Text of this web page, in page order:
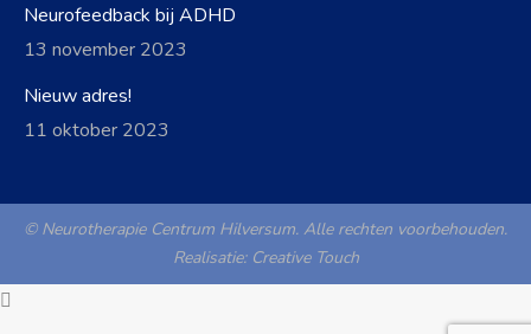
Neurofeedback bij ADHD
13 november 2023
Nieuw adres!
11 oktober 2023
© Neurotherapie Centrum Hilversum. Alle rechten voorbehouden.
Realisatie: Creative Touch